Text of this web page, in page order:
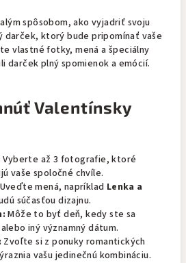
spôsobom, ako vyjadriť svoju
darček, ktorý bude pripomínať vaše
vlastné fotky, mená a špeciálny
darček plný spomienok a emócií.
Valentínsky
Vyberte až 3 fotografie, ktoré
vaše spoločné chvíle.
Uveďte mená, napríklad Lenka a
súčasťou dizajnu.
Môže to byť deň, kedy ste sa
iný významný dátum.
Zvoľte si z ponuky romantických
vašu jedinečnú kombináciu.